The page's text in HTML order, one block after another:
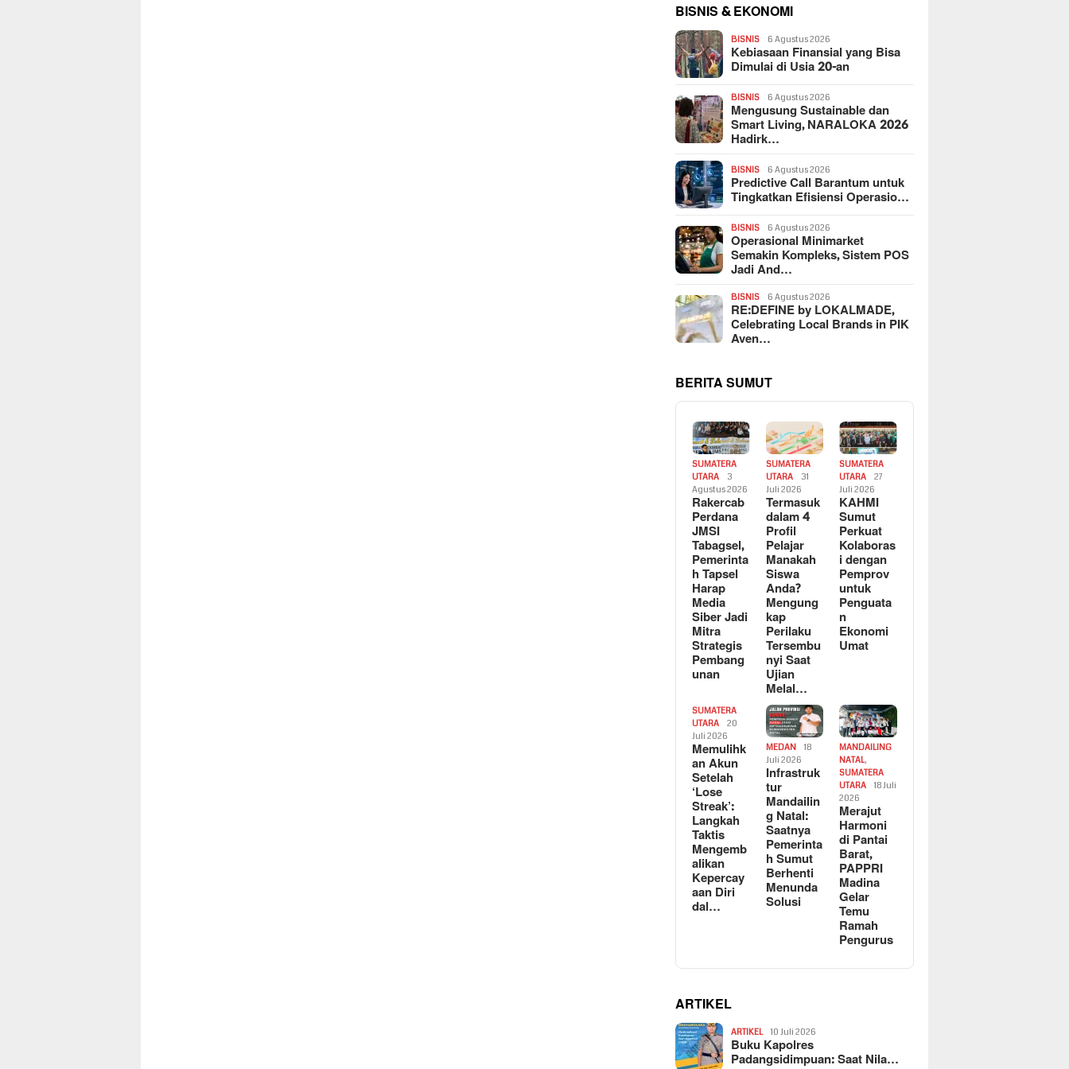
BISNIS & EKONOMI
BISNIS 6 Agustus 2026
Kebiasaan Finansial yang Bisa
Dimulai di Usia 20-an
BISNIS 6 Agustus 2026
Mengusung Sustainable dan
Smart Living, NARALOKA 2026
Hadirk…
BISNIS 6 Agustus 2026
Predictive Call Barantum untuk
Tingkatkan Efisiensi Operasio…
BISNIS 6 Agustus 2026
Operasional Minimarket
Semakin Kompleks, Sistem POS
Jadi And…
BISNIS 6 Agustus 2026
RE:DEFINE by LOKALMADE,
Celebrating Local Brands in PIK
Aven…
BERITA SUMUT
SUMATERA
UTARA
3
Agustus 2026
Rakercab
Perdana
JMSI
Tabagsel,
Pemerinta
h Tapsel
Harap
Media
Siber Jadi
Mitra
Strategis
Pembang
unan
SUMATERA
UTARA
31
Juli 2026
Termasuk
dalam 4
Profil
Pelajar
Manakah
Siswa
Anda?
Mengung
kap
Perilaku
Tersembu
nyi Saat
Ujian
Melal…
SUMATERA
UTARA
27
Juli 2026
KAHMI
Sumut
Perkuat
Kolaboras
i dengan
Pemprov
untuk
Penguata
n
Ekonomi
Umat
SUMATERA
UTARA
20
Juli 2026
Memulihk
an Akun
Setelah
‘Lose
Streak’:
Langkah
Taktis
Mengemb
alikan
Kepercay
aan Diri
dal…
MEDAN
18
Juli 2026
Infrastruk
tur
Mandailin
g Natal:
Saatnya
Pemerinta
h Sumut
Berhenti
Menunda
Solusi
MANDAILING
NATAL,
SUMATERA
UTARA
18 Juli
2026
Merajut
Harmoni
di Pantai
Barat,
PAPPRI
Madina
Gelar
Temu
Ramah
Pengurus
ARTIKEL
ARTIKEL 10 Juli 2026
Buku Kapolres
Padangsidimpuan: Saat Nila…